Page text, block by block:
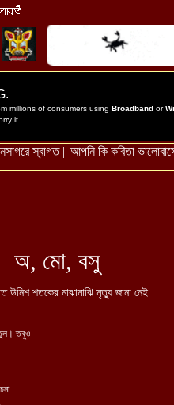
অ, মো, বসু
উনিশ শতকের মাঝামাঝি মৃত্যু জানা নেই